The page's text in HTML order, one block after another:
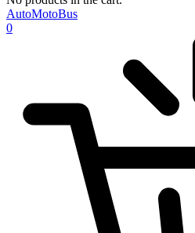
AutoMotoBus
0